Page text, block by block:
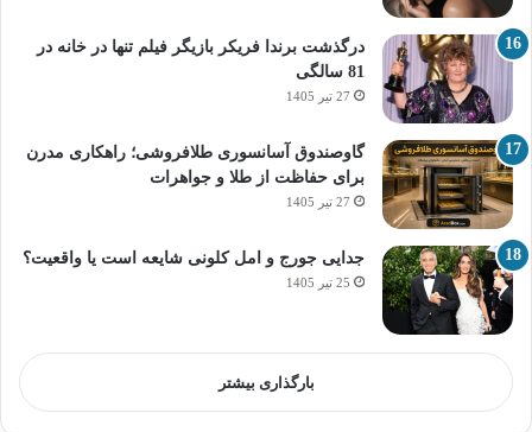
درگذشت برندا فریکر بازیگر فیلم تنها در خانه در
81 سالگی
27 تیر 1405
گاوصندوق آسانسوری طلافروشی؛ راهکاری مدرن
برای حفاظت از طلا و جواهرات
27 تیر 1405
جدایی جورج و امل کلونی شایعه است یا واقعیت؟
25 تیر 1405
بارگذاری بیشتر